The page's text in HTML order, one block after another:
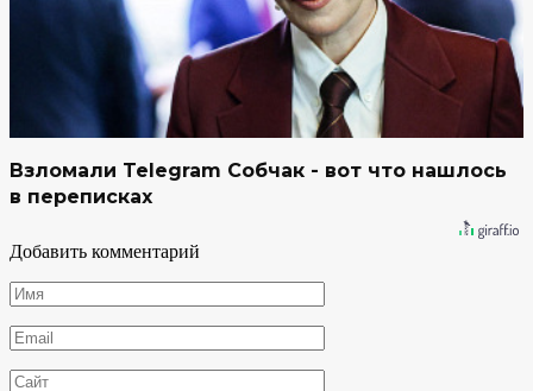
Взломали Telegram Собчак - вот что нашлось
в переписках
Добавить комментарий
Имя
*
Email
*
Сайт